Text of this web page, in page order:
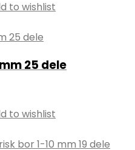
to wishlist
25 dele
to wishlist